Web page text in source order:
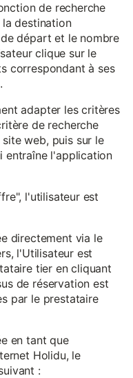
de recherche
destination
départ et le nombre
clique sur le
correspondant à ses
adapter les critères
de recherche
web, puis sur le
entraîne l'application
l'utilisateur est
directement via le
l'Utilisateur est
tier en cliquant
de réservation est
par le prestataire
en tant que
Holidu, le
: